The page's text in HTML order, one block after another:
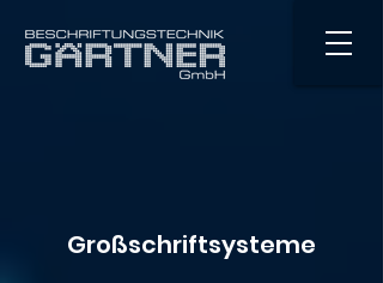
Großschriftsysteme